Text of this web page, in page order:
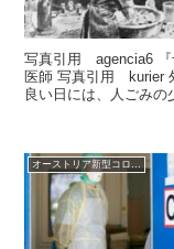
写真引用 agencia6 『
医師 写真引用 kurier
良い日には、人ごみの